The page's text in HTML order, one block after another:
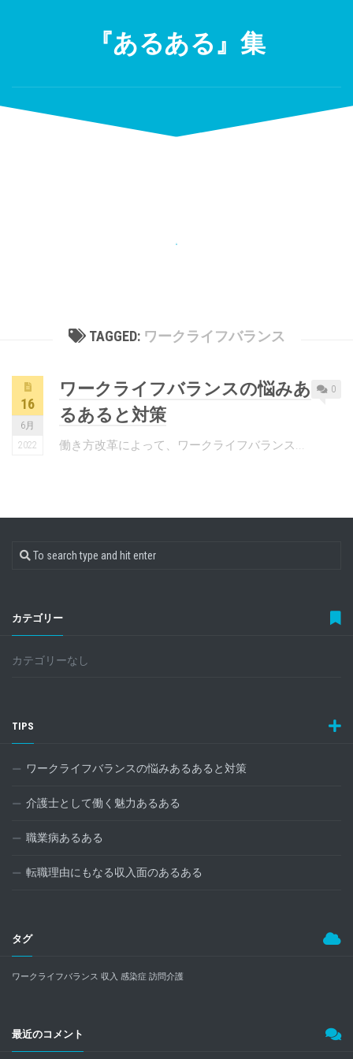
『あるある』集
TAGGED: ワークライフバランス
16
6月
2022
0
ワークライフバランスの悩みあ
るあると対策
働き方改革によって、ワークライフバランス...
カテゴリー
カテゴリーなし
TIPS
ワークライフバランスの悩みあるあると対策
介護士として働く魅力あるある
職業病あるある
転職理由にもなる収入面のあるある
タグ
ワークライフバランス 収入 感染症 訪問介護
最近のコメント